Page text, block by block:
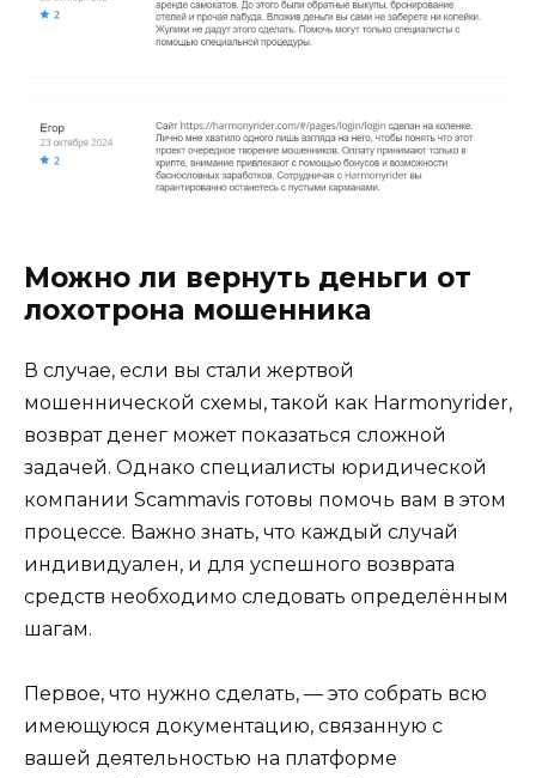
Можно ли вернуть деньги от
лохотрона мошенника
В случае, если вы стали жертвой
мошеннической схемы, такой как Harmonyrider,
возврат денег может показаться сложной
задачей. Однако специалисты юридической
компании Scammavis готовы помочь вам в этом
процессе. Важно знать, что каждый случай
индивидуален, и для успешного возврата
средств необходимо следовать определённым
шагам.
Первое, что нужно сделать, — это собрать всю
имеющуюся документацию, связанную с
вашей деятельностью на платформе